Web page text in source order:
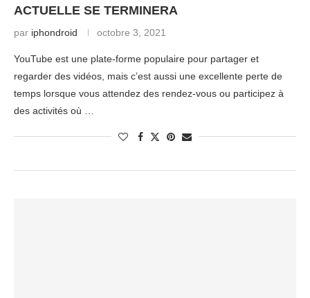
ACTUELLE SE TERMINERA
par iphondroid octobre 3, 2021
YouTube est une plate-forme populaire pour partager et
regarder des vidéos, mais c’est aussi une excellente perte de
temps lorsque vous attendez des rendez-vous ou participez à
des activités où …